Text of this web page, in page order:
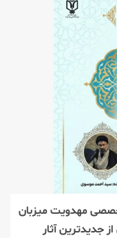
۱۴۰۴، مرکز تخصصی مهدویت میزبان
آثار